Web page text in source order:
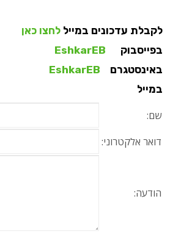
לקבלת עדכונים במייל לחצו כאן
בפייסבוק EshkarEB
באינסטגרם EshkarEB
במייל
שם:
דואר אלקטרוני:
הודעה: